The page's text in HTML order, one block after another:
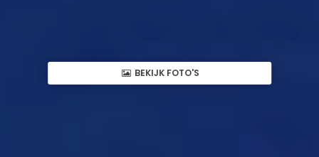
BEKIJK FOTO'S